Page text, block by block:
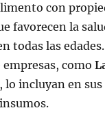
con
favorecen la
todas las
como
, lo incluyan en sus